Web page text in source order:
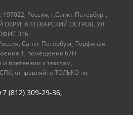
Россия, г.Санкт-Петербург,
АПТЕКАРСКИЙ ОСТРОВ, УЛ
316
Санкт-Петербург, Торфяная
1, помещение 67Н
претензии к текстам,
отправляйте ТОЛЬКО по
(812) 309-29-36,